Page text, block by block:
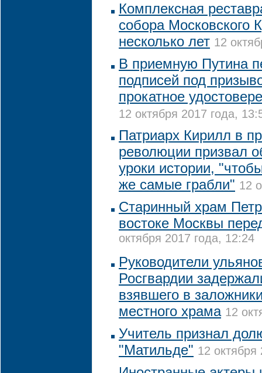
Комплексная
собора Московского
несколько лет 12
В приемную Путина
подписей под
прокатное
12 октября 2017 года,
Патриарх Кирилл в
революции призвал
уроки истории,
же самые грабли" 12
Старинный храм
востоке Москвы
октября 2017 года, 12:24
Руководители
Росгвардии
взявшего в
местного храма 12
Учитель признал
"Матильде" 12 октября